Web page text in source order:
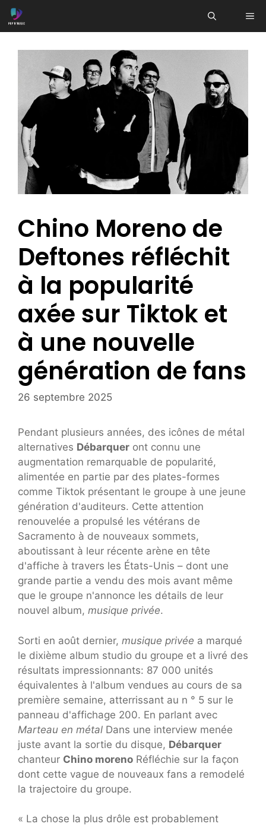
Aller
au
Chino Moreno de
Deftones réfléchit
à la popularité
axée sur Tiktok et
à une nouvelle
génération de fans
26 septembre 2025
Pendant plusieurs années, des icônes de métal
alternatives Débarquer ont connu une
augmentation remarquable de popularité,
alimentée en partie par des plates-formes
comme Tiktok présentant le groupe à une jeune
génération d'auditeurs. Cette attention
renouvelée a propulsé les vétérans de
Sacramento à de nouveaux sommets,
aboutissant à leur récente arène en tête
d'affiche à travers les États-Unis – dont une
grande partie a vendu des mois avant même
que le groupe n'annonce les détails de leur
nouvel album, musique privée.
Sorti en août dernier, musique privée a marqué
le dixième album studio du groupe et a livré des
résultats impressionnants: 87 000 unités
équivalentes à l'album vendues au cours de sa
première semaine, atterrissant au n ° 5 sur le
panneau d'affichage 200. En parlant avec
Marteau en métal Dans une interview menée
juste avant la sortie du disque, Débarquer
chanteur Chino moreno Réfléchie sur la façon
dont cette vague de nouveaux fans a remodelé
la trajectoire du groupe.
« La chose la plus drôle est probablement